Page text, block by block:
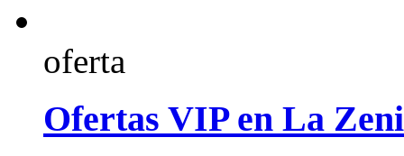
oferta
Ofertas VIP en La